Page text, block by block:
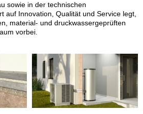
sowie in der technischen
auf Innovation, Qualität und Service legt,
material- und druckwassergeprüften
vorbei.